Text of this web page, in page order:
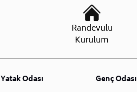
Randevulu
Kurulum
Yatak Odası
Genç Odası